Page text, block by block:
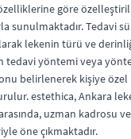
göre
sunulmaktadır. Tedavi
lekenin türü ve
tedavi yöntemi veya
belirlenerek kişiye
estethica, Ankara
uzman kadrosu
öne çıkmaktadır.